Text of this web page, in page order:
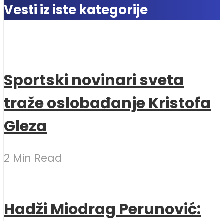
Vesti iz iste kategorije
Sportski novinari sveta
traže oslobađanje Kristofa
Gleza
2 Min Read
Hadži Miodrag Perunović: